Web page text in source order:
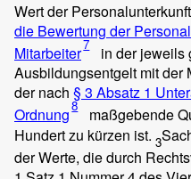
Wert der
die Bewertung der
Mitarbeiter7
in der jeweils
Ausbildungsentgelt mit der
der nach § 3 Absatz 1
Ordnung8
maßgebende
Hundert zu kürzen ist. 3
der Werte, die durch